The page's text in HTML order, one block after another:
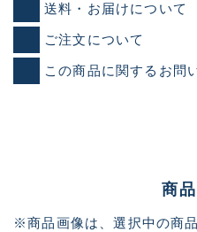
送料・お届けについて
ご注文について
この商品に関するお問
商
※商品画像は、選択中の商